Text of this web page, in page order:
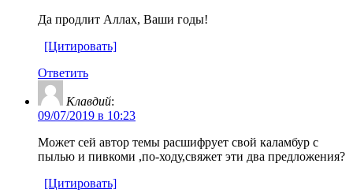
Да продлит Аллах, Ваши годы!
[Цитировать]
Ответить
Клавдий:
09/07/2019 в 10:23
Может сей автор темы расшифрует свой каламбур с
пылью и пивкоми ,по-ходу,свяжет эти два предложения?
[Цитировать]